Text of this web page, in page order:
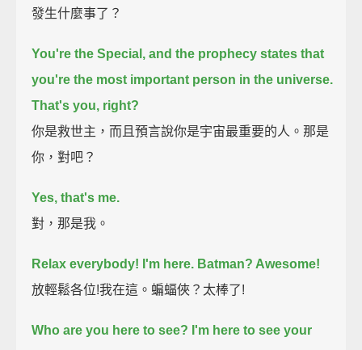
發生什麼事了？
You're the Special, and the prophecy states that
you're the most important person in the universe.
That's you, right?
你是救世主，而且預言說你是宇宙最重要的人。那是
你，對吧？
Yes, that's me.
對，那是我。
Relax everybody! I'm here. Batman? Awesome!
放輕鬆各位!我在這。蝙蝠俠？太棒了!
Who are you here to see? I'm here to see your